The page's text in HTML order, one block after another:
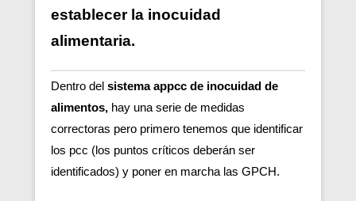
establecer la inocuidad
alimentaria.
Dentro del sistema appcc de inocuidad de
alimentos, hay una serie de medidas
correctoras pero primero tenemos que identificar
los pcc (los puntos críticos deberán ser
identificados) y poner en marcha las GPCH.